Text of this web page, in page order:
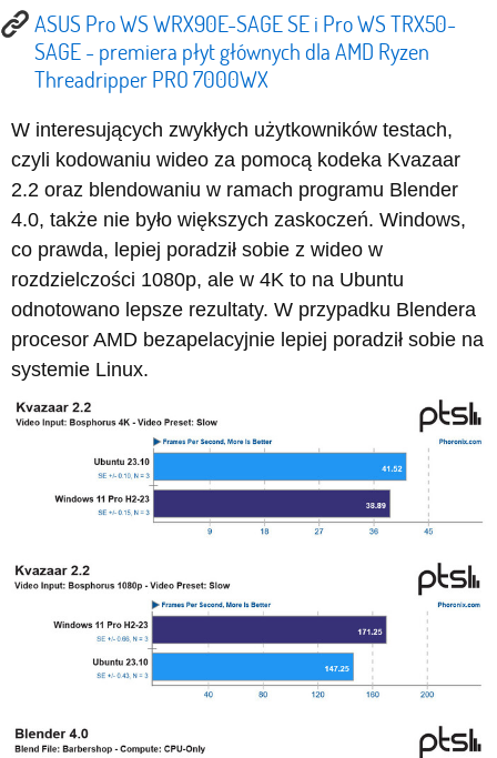
ASUS Pro WS WRX90E-SAGE SE i Pro WS TRX50-
SAGE - premiera płyt głównych dla AMD Ryzen
Threadripper PRO 7000WX
W interesujących zwykłych użytkowników testach,
czyli kodowaniu wideo za pomocą kodeka Kvazaar
2.2 oraz blendowaniu w ramach programu Blender
4.0, także nie było większych zaskoczeń. Windows,
co prawda, lepiej poradził sobie z wideo w
rozdzielczości 1080p, ale w 4K to na Ubuntu
odnotowano lepsze rezultaty. W przypadku Blendera
procesor AMD bezapelacyjnie lepiej poradził sobie na
systemie Linux.